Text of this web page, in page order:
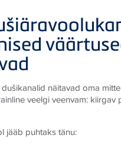
näitavad oma
veelgi veenvam: kiirgav
jääb puhtaks tänu: